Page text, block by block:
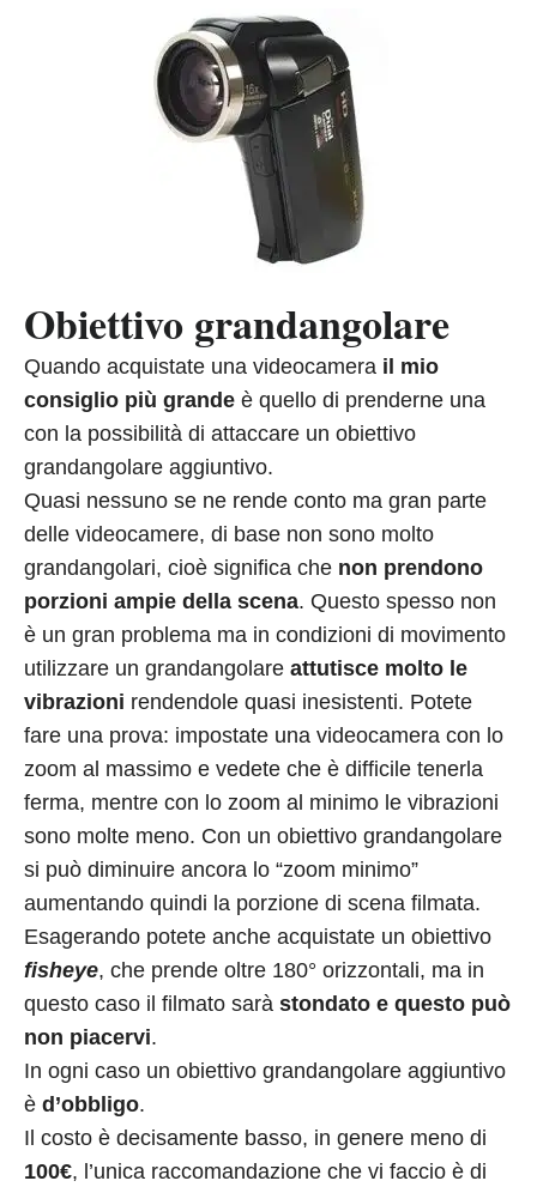
Obiettivo grandangolare
Quando acquistate una videocamera il mio
consiglio più grande è quello di prenderne una
con la possibilità di attaccare un obiettivo
grandangolare aggiuntivo.
Quasi nessuno se ne rende conto ma gran parte
delle videocamere, di base non sono molto
grandangolari, cioè significa che non prendono
porzioni ampie della scena. Questo spesso non
è un gran problema ma in condizioni di movimento
utilizzare un grandangolare attutisce molto le
vibrazioni rendendole quasi inesistenti. Potete
fare una prova: impostate una videocamera con lo
zoom al massimo e vedete che è difficile tenerla
ferma, mentre con lo zoom al minimo le vibrazioni
sono molte meno. Con un obiettivo grandangolare
si può diminuire ancora lo “zoom minimo”
aumentando quindi la porzione di scena filmata.
Esagerando potete anche acquistate un obiettivo
fisheye, che prende oltre 180° orizzontali, ma in
questo caso il filmato sarà stondato e questo può
non piacervi.
In ogni caso un obiettivo grandangolare aggiuntivo
è d’obbligo.
Il costo è decisamente basso, in genere meno di
100€, l’unica raccomandazione che vi faccio è di